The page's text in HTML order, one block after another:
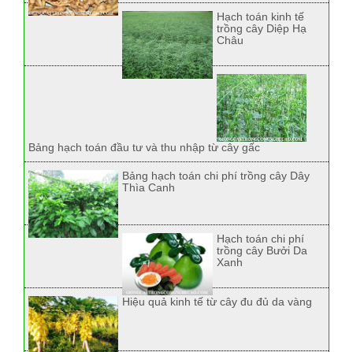
Hạch toán kinh tế
trồng cây Diệp Hạ
Châu
Bảng hạch toán đầu tư và thu nhập từ cây gấc
Bảng hạch toán chi phí trồng cây Dây
Thìa Canh
Hạch toán chi phí
trồng cây Bưởi Da
Xanh
Hiệu quả kinh tế từ cây đu đủ da vàng